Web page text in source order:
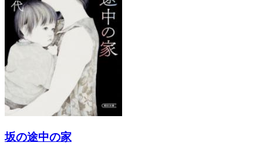
坂の途中の家